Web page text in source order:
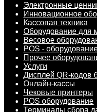
Электронные
Инновационное
Кассовая техника
Оборудование для
Весовое
POS -
Прочее
Услуги
Дисплей QR-кодов
Онлайн-кассы
Чековые принтеры
POS оборудование
Терминалы сбора